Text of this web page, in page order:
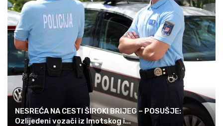
NESREĆA NA CESTI ŠIROKI BRIJEG – POSUŠJE:
Ozlijeđeni vozači iz Imotskog i...